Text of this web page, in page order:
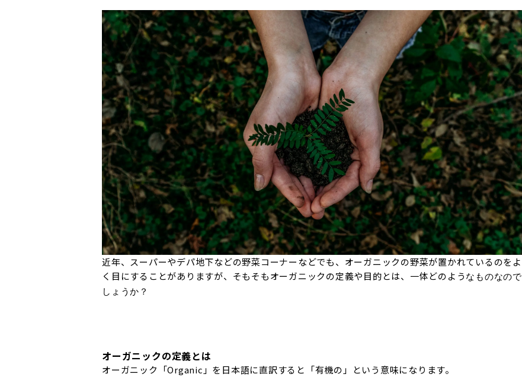
近年、スーパーやデパ地下などの野菜コーナーなどでも、オーガニックの野菜が置かれているのをよ
く目にすることがありますが、そもそもオーガニックの定義や目的とは、一体どのよう なものなので
しょうか？
オーガニックの定義とは
オーガニック「Organic」を日本語に直訳すると「有機の」という意味になります。